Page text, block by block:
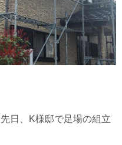
日、K様邸で足場の組立